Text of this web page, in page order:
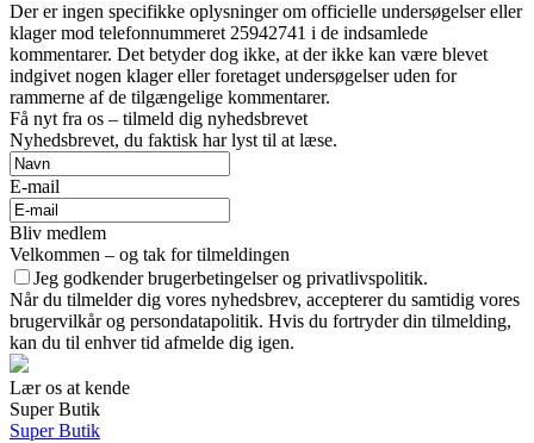
Der er ingen specifikke oplysninger om officielle undersøgelser eller
klager mod telefonnummeret 25942741 i de indsamlede
kommentarer. Det betyder dog ikke, at der ikke kan være blevet
indgivet nogen klager eller foretaget undersøgelser uden for
rammerne af de tilgængelige kommentarer.
Få nyt fra os – tilmeld dig nyhedsbrevet
Nyhedsbrevet, du faktisk har lyst til at læse.
E-mail
Bliv medlem
Velkommen – og tak for tilmeldingen
Jeg godkender brugerbetingelser og privatlivspolitik.
Når du tilmelder dig vores nyhedsbrev, accepterer du samtidig vores
brugervilkår og persondatapolitik. Hvis du fortryder din tilmelding,
kan du til enhver tid afmelde dig igen.
Lær os at kende
Super Butik
Super Butik